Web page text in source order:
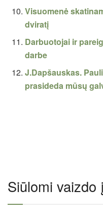
Visuomenė
dviratį
Darbuotojai ir
darbe
J.Dapšauskas.
prasideda mūsų
Siūlomi vaizdo